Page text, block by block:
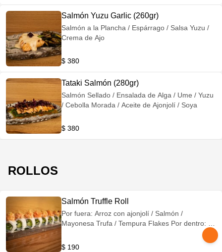
Salmón Yuzu Garlic (260gr)
Salmón a la Plancha / Espárrago / Salsa Yuzu /
Crema de Ajo
$ 380
Tataki Salmón (280gr)
Salmón Sellado / Ensalada de Alga / Ume / Yuzu
/ Cebolla Morada / Aceite de Ajonjolí / Soya
$ 380
ROLLOS
Salmón Truffle Roll
Por fuera: Arroz con ajonjolí / Salmón /
Mayonesa Trufa / Tempura Flakes Por dentro: /
$ 190